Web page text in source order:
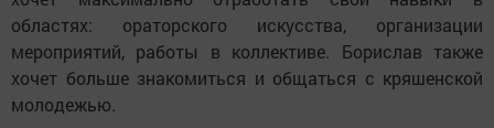
областях: ораторского искусства, организации
мероприятий, работы в коллективе. Борислав также
хочет больше знакомиться и общаться с кряшенской
молодежью.